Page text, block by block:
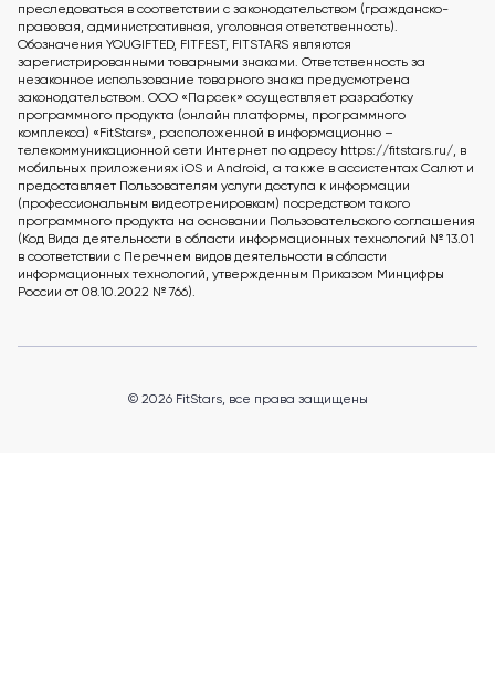
преследоваться в соответствии с законодательством (гражданско-
правовая, административная, уголовная ответственность).
Обозначения YOUGIFTED, FITFEST, FITSTARS являются
зарегистрированными товарными знаками. Ответственность за
незаконное использование товарного знака предусмотрена
законодательством. ООО «Парсек» осуществляет разработку
программного продукта (онлайн платформы, программного
комплекса) «FitStars», расположенной в информационно –
телекоммуникационной сети Интернет по адресу https://fitstars.ru/, в
мобильных приложениях iOS и Android, а также в ассистентах Салют и
предоставляет Пользователям услуги доступа к информации
(профессиональным видеотренировкам) посредством такого
программного продукта на основании Пользовательского соглашения
(Код Вида деятельности в области информационных технологий № 13.01
в соответствии с Перечнем видов деятельности в области
информационных технологий, утвержденным Приказом Минцифры
России от 08.10.2022 № 766).
© 2026 FitStars, все права защищены